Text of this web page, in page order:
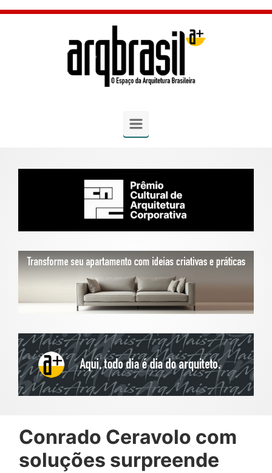
Skip to main content
Conrado Ceravolo com
soluções surpreende